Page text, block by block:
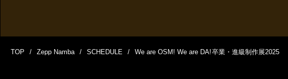
TOP Zepp Namba SCHEDULE We are OSM! We are DA! 卒業・進級制作展2025